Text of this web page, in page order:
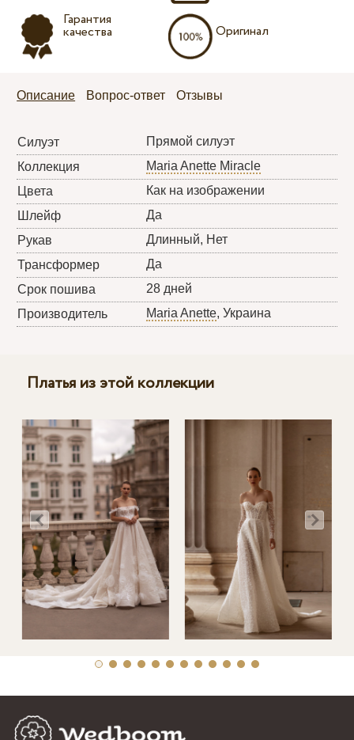
Гарантия
качества Оригинал
Описание Вопрос-ответ Отзывы
Силуэт
Прямой силуэт
Коллекция
Maria Anette Miracle
Цвета
Как на изображении
Шлейф
Да
Рукав
Длинный, Нет
Трансформер
Да
Срок пошива
28 дней
Производитель
Maria Anette, Украина
Платья из этой коллекции